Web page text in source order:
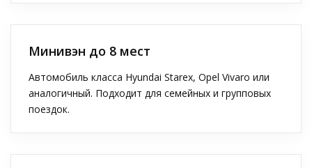
Минивэн до 8 мест
Автомобиль класса Hyundai Starex, Opel Vivaro или
аналогичный. Подходит для семейных и групповых
поездок.